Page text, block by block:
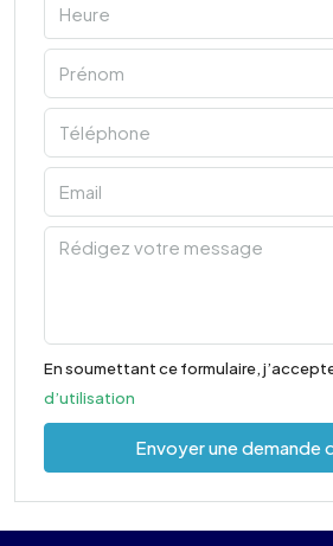
Heure
En soumettant ce formulaire,
d’utilisation
Envoyer une demande